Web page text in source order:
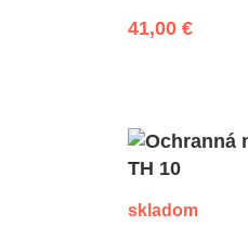
41,00 €
skladom